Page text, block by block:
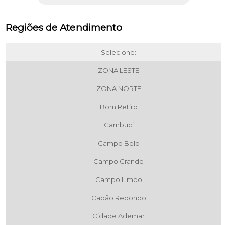
Regiões de Atendimento
Selecione:
ZONA LESTE
ZONA NORTE
Bom Retiro
Cambuci
Campo Belo
Campo Grande
Campo Limpo
Capão Redondo
Cidade Ademar